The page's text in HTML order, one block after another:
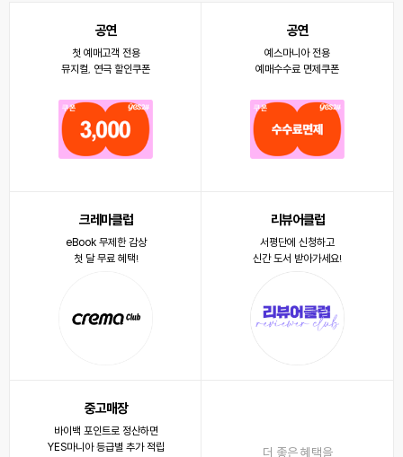
공연
첫 예매고객 전용
뮤지컬, 연극 할인쿠폰
공연
예스마니아 전용
예매수수료 면제쿠폰
크레마클럽
eBook 무제한 감상
첫 달 무료 혜택!
리뷰어클럽
서평단에 신청하고
신간 도서 받아가세요!
중고매장
바이백 포인트로 정산하면
YES마니아 등급별 추가 적립
더 좋은 혜택을